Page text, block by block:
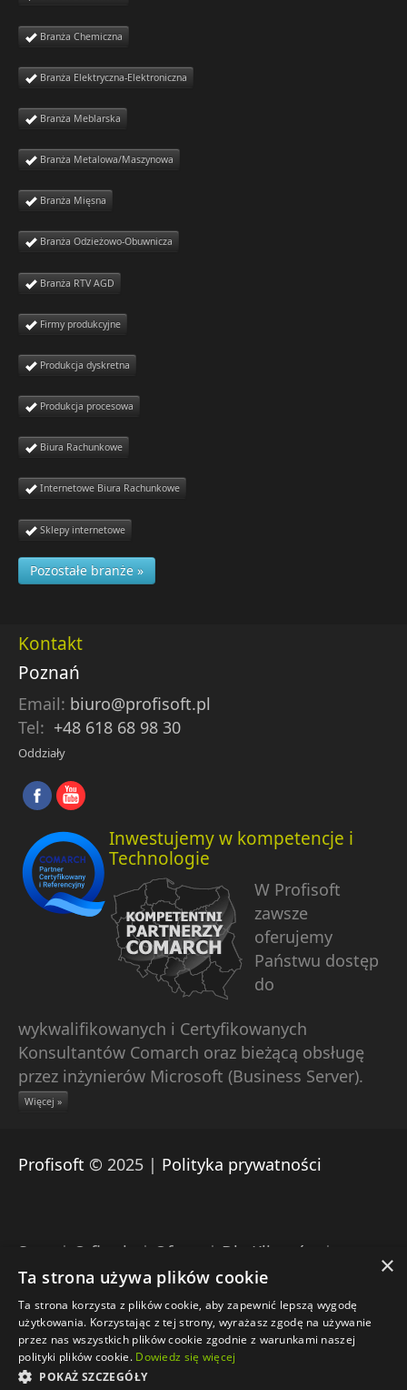
Branża Chemiczna
Branża Elektryczna-Elektroniczna
Branża Meblarska
Branża Metalowa/Maszynowa
Branża Mięsna
Branża Odzieżowo-Obuwnicza
Branża RTV AGD
Firmy produkcyjne
Produkcja dyskretna
Produkcja procesowa
Biura Rachunkowe
Internetowe Biura Rachunkowe
Sklepy internetowe
Pozostałe branże »
Kontakt
Poznań
Email: biuro@profisoft.pl
Tel: +48 618 68 98 30
Oddziały
Inwestujemy w kompetencje i
Technologie
W Profisoft
zawsze
oferujemy
Państwu dostęp
do
wykwalifikowanych i Certyfikowanych
Konsultantów Comarch oraz bieżącą obsługę
przez inżynierów Microsoft (Business Server).
Więcej »
Profisoft © 2025 | Polityka prywatności
Start | O firmie | Oferta | Dla Klientów
|
Pomoc zdalna Comarch|Download
Engine: Umbraco | Projekt: Profisoft |
Wdrożenie: Profisoft
×
Ta strona używa plików cookie
Ta strona korzysta z plików cookie, aby zapewnić lepszą wygodę
użytkowania. Korzystając z tej strony, wyrażasz zgodę na używanie
przez nas wszystkich plików cookie zgodnie z warunkami naszej
polityki plików cookie. Dowiedz się więcej
POKAŻ SZCZEGÓŁY